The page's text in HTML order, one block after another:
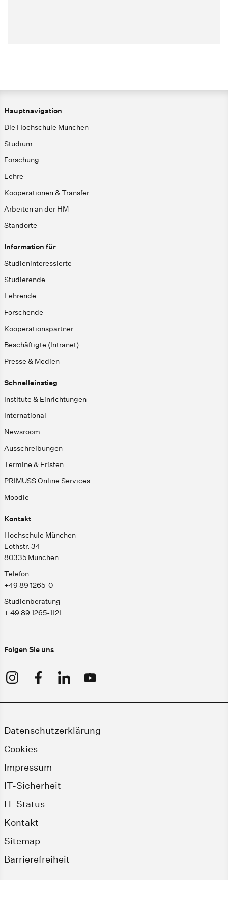
Hauptnavigation
Die Hochschule München
Studium
Forschung
Lehre
Kooperationen & Transfer
Arbeiten an der HM
Standorte
Information für
Studieninteressierte
Studierende
Lehrende
Forschende
Kooperationspartner
Beschäftigte (Intranet)
Presse & Medien
Schnelleinstieg
Institute & Einrichtungen
International
Newsroom
Ausschreibungen
Termine & Fristen
PRIMUSS Online Services
Moodle
Kontakt
Hochschule München
Lothstr. 34
80335 München
Telefon
+49 89 1265-0
Studienberatung
+ 49 89 1265-1121
Folgen Sie uns
Datenschutzerklärung
Cookies
Impressum
IT-Sicherheit
IT-Status
Kontakt
Sitemap
Barrierefreiheit